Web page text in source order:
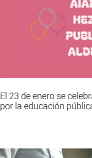
El 23 de enero se
por la educación